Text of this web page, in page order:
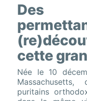
Des
cette
Née le 10
puritains